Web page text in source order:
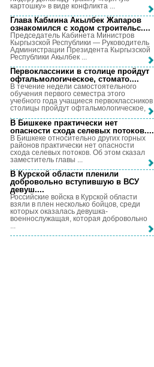
картошку» в виде конфликта ...
Глава Кабмина Акылбек Жапаров
ознакомился с ходом строительс....
Председатель Кабинета Министров
Кыргызской Республики — Руководитель
Администрации Президента Кыргызской
Республики Акылбек ...
Первоклассники в столице пройдут
офтальмологическое, стомато....
В течение недели самостоятельного
обучения первого семестра этого
учебного года учащиеся первоклассников
столицы пройдут офтальмологическое, ...
В Бишкеке практически нет
опасности схода селевых потоков....
В Бишкеке относительно других горных
районов практически нет опасности
схода селевых потоков. Об этом сказал
заместитель главы ...
В Курской области пленили
добровольно вступившую в ВСУ
девуш....
Российские войска в Курской области
взяли в плен несколько бойцов, среди
которых оказалась девушка-
военнослужащая, которая добровольно
...